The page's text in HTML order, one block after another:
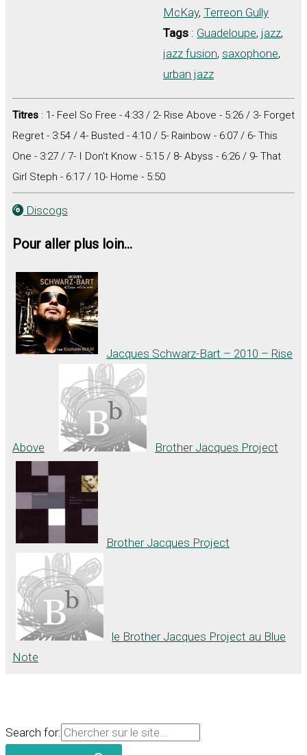
McKay, Terreon Gully
Tags : Guadeloupe, jazz,
jazz fusion, saxophone,
urban jazz
Titres : 1- Feel So Free - 4:33 / 2- Rise Above - 5:26 / 3- Forget
Regret - 3:54 / 4- Busted - 4:10 / 5- Rainbow - 6:07 / 6- This
One - 3:27 / 7- I Don't Know - 5:15 / 8- Abyss - 6:26 / 9- That
Girl Steph - 6:17 / 10- Home - 5:50
Discogs
Pour aller plus loin...
Jacques Schwarz-Bart – 2010 – Rise
Above Brother Jacques Project
Brother Jacques Project
le Brother Jacques Project au Blue
Note
Search for: